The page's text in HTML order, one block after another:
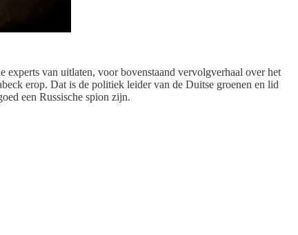
experts van uitlaten, voor bovenstaand vervolgverhaal over het
erop. Dat is de politiek leider van de Duitse groenen en lid
een Russische spion zijn.